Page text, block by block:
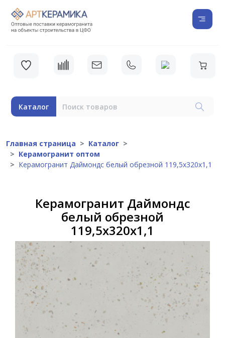
Каталог
Главная страница
Каталог
Керамогранит оптом
Керамогранит Даймондс белый обрезной 119,5x320x1,1
Керамогранит Даймондс
белый обрезной
119,5x320x1,1